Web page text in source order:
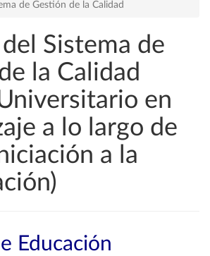
de Gestión de la Calidad
Sistema de
la Calidad
en
a lo largo de
a la
Educación